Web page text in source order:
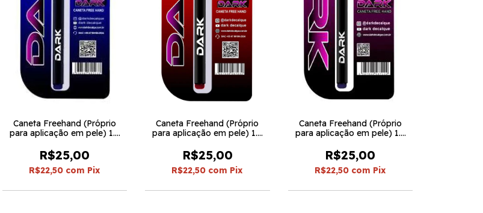
Caneta Freehand (Próprio
para aplicação em pele) 1.4
R$25,00
R$22,50 com Pix
Caneta Freehand (Próprio
para aplicação em pele) 1.4
R$25,00
R$22,50 com Pix
Caneta Freehand (Próprio
para aplicação em pele) 1.4
R$25,00
R$22,50 com Pix